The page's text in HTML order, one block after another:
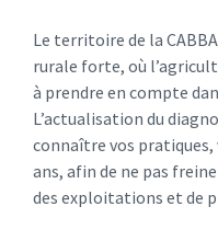
Le territoire de la
rurale forte, où
à prendre en compte
L’actualisation du
connaître vos pratiques,
ans, afin de ne pas
des exploitations et de